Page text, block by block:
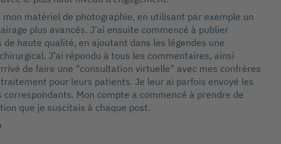
matériel de photographie, en utilisant par exemple un
plus avancés. J’ai ensuite commencé à publier
haute qualité, en ajoutant dans les légendes une
J’ai répondu à tous les commentaires, ainsi
de faire une "consultation virtuelle" avec mes confrères
pour leurs patients. Je leur ai parfois envoyé les
Mon compte a commencé à prendre de
que je suscitais à chaque post.